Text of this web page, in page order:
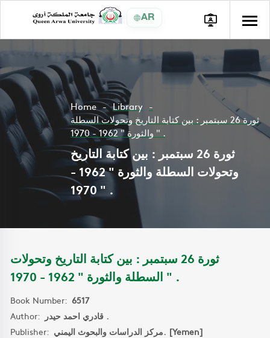
AR
Home
Library
ثورة 26 سبتمبر : بين كتابة التاريخ وتحولات السطلة
والثورة " 1962 - 1970 " .
ثورة 26 سبتمبر : بين كتابة التاريخ
وتحولات السطلة والثورة " 1962 -
1970 " .
ثورة 26 سبتمبر : بين كتابة التاريخ وتحولات
السطلة والثورة " 1962 - 1970 " .
Book Number: 6517
Author:
قادري احمد حيدر .
Publisher:
مركز الدراسات والبحوث اليمني. [Yemen]